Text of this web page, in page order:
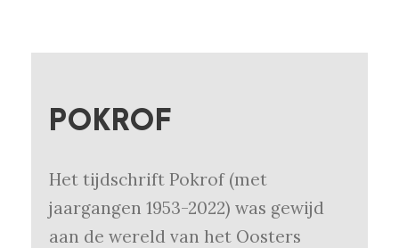
POKROF
Het tijdschrift Pokrof (met
jaargangen 1953-2022) was gewijd
aan de wereld van het Oosters